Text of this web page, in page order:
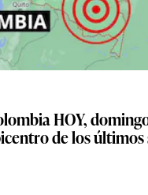
HOY,
de los últimos